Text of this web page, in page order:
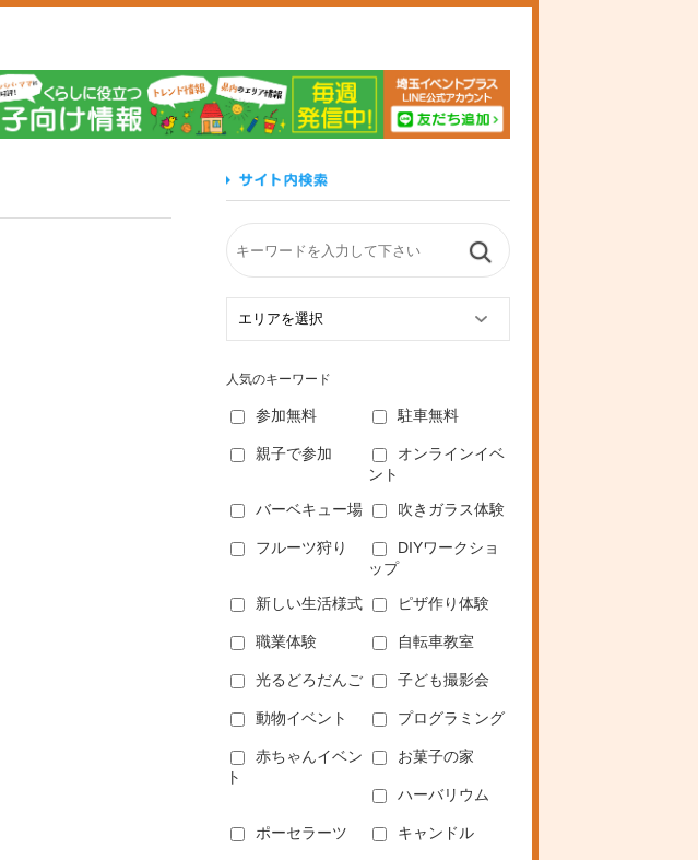
人気のキーワード
参加無料 駐車無料
親子で参加
オンラインイベ
ント
バーベキュー場 吹きガラス体験
フルーツ狩り
DIYワークショ
ップ
新しい生活様式 ピザ作り体験
職業体験 自転車教室
光るどろだんご 子ども撮影会
動物イベント プログラミング
赤ちゃんイベン
ト
お菓子の家
ハーバリウム
ポーセラーツ キャンドル